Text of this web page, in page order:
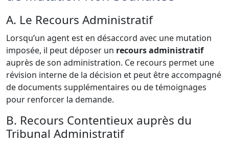
A. Le Recours Administratif
Lorsqu’un agent est en désaccord avec une mutation
imposée, il peut déposer un recours administratif
auprès de son administration. Ce recours permet une
révision interne de la décision et peut être accompagné
de documents supplémentaires ou de témoignages
pour renforcer la demande.
B. Recours Contentieux auprès du
Tribunal Administratif